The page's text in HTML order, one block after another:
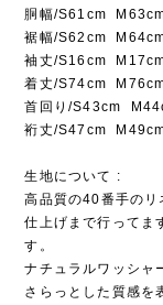
胴幅/S61cm
裾幅/S62cm
袖丈/S16cm
着丈/S74cm
首回り/S43cm
裄丈/S47cm
生地について :
高品質の40番手のリ
仕上げまで行ってま
す。
ナチュラルワッシャ
さらっとした質感を